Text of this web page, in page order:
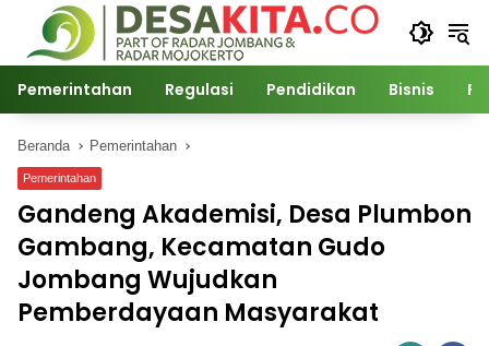
Langsung
konten
Pemerintahan Regulasi Pendidikan Bisnis
Beranda Pemerintahan
Pemerintahan
Gandeng Akademisi, Desa Plumbon
Gambang, Kecamatan Gudo
Jombang Wujudkan
Pemberdayaan Masyarakat